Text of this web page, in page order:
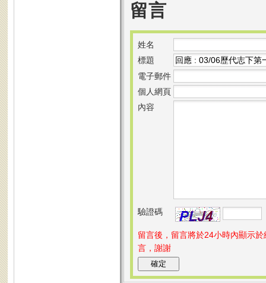
留言
姓名
標題
電子郵件
個人網頁
內容
驗證碼
留言後，留言將於24小時內顯示
言，謝謝